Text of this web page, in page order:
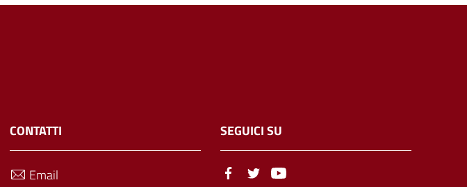
CONTATTI
Email
SEGUICI SU